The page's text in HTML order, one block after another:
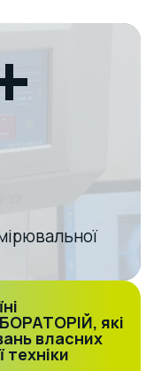
які
власних
техніки